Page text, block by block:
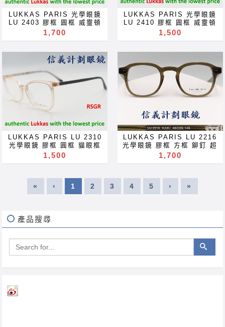
lunettes نظارات очки
Brýle Mga Salamin
occhiali Gläser szemüveg
Окуляри bril Kính
glasögon Gelas चश्मा めが
ImeMyself Eyewear
casual wear clothes and
accessories
Kacamata Gafas Des
lunettes نظارات очки
Brýle Mga Salamin
occhiali Gläser szemüveg
Окуляри bril Kính
ね 안경 Okulary specula
ImeMyself Eyewear
casual wear clothes and
accessories
LUKKAS PARIS 光學眼鏡
LU 2403 膠框 圓框 威靈頓
框 超輕 optical frames
藍光 濾藍光 變色鏡片 抗蓝光
滤蓝光 全視線 變色鏡片 全视
线 变色镜片 optical frames
spectacles glasses Rx
prescription for near far
sighted reading glass
blue block lenses blue
light block filter
eyeglasses Акуляры
Kacamata Gafas Des
lunettes نظارات очки
Brýle Mga Salamin
occhiali Gläser szemüveg
Окуляри bril Kính
ImeMyself Eyewear
1,700
LUKKAS PARIS 光學眼鏡
LU 2410 膠框 圓框 威靈頓
框 超輕 optical frames
滤蓝光 全視線 變色鏡片 全视
线 变色镜片 optical frames
spectacles glasses Rx
prescription for near far
sighted reading glass
light block filter
eyeglasses Акуляры
Kacamata Gafas Des
lunettes نظارات очки
Brýle Mga Salamin
occhiali Gläser szemüveg
Окуляри bril Kính
ImeMyself Eyewear
1,500
LUKKAS PARIS LU 2310
光學眼鏡 膠框 圓框 貓眼框
超輕 optical frames
藍光 濾藍光 變色鏡片 抗蓝光
滤蓝光 全視線 變色鏡片 全视
线 变色镜片 optical frames
sighted reading glass
blue block lenses blue
Kacamata Gafas Des
Brýle Mga Salamin
glasögon Gelas चश्मा めが
ね 안경 Okulary specula
1,500
LUKKAS PARIS LU 2216
光學眼鏡 膠框 方框 鉚釘 超
輕 optical frames glasses
光 變色鏡片 抗蓝光 滤蓝光
全視線 變色鏡片 全视线 变色
镜片 optical frames
blue block lenses blue
eyeglasses Акуляры
Kacamata Gafas Des
Brýle Mga Salamin
1,700
« ‹ 1 2 3 4 5 › »
產品搜尋